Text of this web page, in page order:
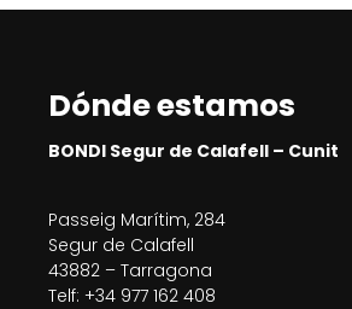
Dónde estamos
BONDI Segur de Calafell – Cunit
Passeig Marítim, 284
Segur de Calafell
43882 – Tarragona
Telf: +34 977 162 408